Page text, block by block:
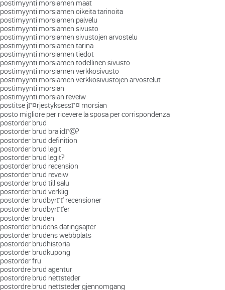
postimyynti morsiamen maat
postimyynti morsiamen oikeita tarinoita
postimyynti morsiamen palvelu
postimyynti morsiamen sivusto
postimyynti morsiamen sivustojen arvostelu
postimyynti morsiamen tarina
postimyynti morsiamen tiedot
postimyynti morsiamen todellinen sivusto
postimyynti morsiamen verkkosivusto
postimyynti morsiamen verkkosivustojen arvostelut
postimyynti morsian
postimyynti morsian reveiw
postitse jГ¤rjestyksessГ¤ morsian
posto migliore per ricevere la sposa per corrispondenza
postorder brud
postorder brud bra idГ©?
postorder brud definition
postorder brud legit
postorder brud legit?
postorder brud recension
postorder brud reveiw
postorder brud till salu
postorder brud verklig
postorder brudbyrГҐ recensioner
postorder brudbyrГҐer
postorder bruden
postorder brudens datingsajter
postorder brudens webbplats
postorder brudhistoria
postorder brudkupong
postorder fru
postordre brud agentur
postordre brud nettsteder
postordre brud nettsteder gjennomgang